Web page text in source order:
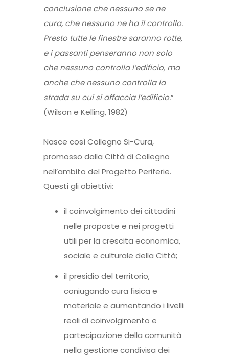
conclusione che nessuno se ne
cura, che nessuno ne ha il controllo.
Presto tutte le finestre saranno rotte,
e i passanti penseranno non solo
che nessuno controlla l’edificio, ma
anche che nessuno controlla la
strada su cui si affaccia l’edificio.”
(Wilson e Kelling, 1982)
Nasce così Collegno Si-Cura,
promosso dalla Città di Collegno
nell’ambito del Progetto Periferie.
Questi gli obiettivi:
il coinvolgimento dei cittadini
nelle proposte e nei progetti
utili per la crescita economica,
sociale e culturale della Città;
il presidio del territorio,
coniugando cura fisica e
materiale e aumentando i livelli
reali di coinvolgimento e
partecipazione della comunità
nella gestione condivisa dei